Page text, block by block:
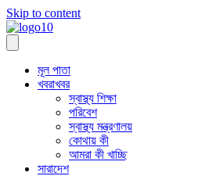
Skip to content
মূল পাতা
খবরাখবর
স্বাস্থ্য শিক্ষা
পরিবেশ
স্বাস্থ্য মন্ত্রণালয়
কোথায় কী
আমরা কী খাচ্ছি
সারাদেশ